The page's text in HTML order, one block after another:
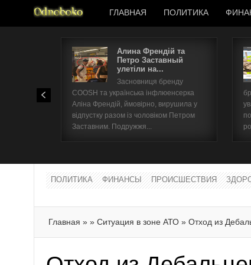
ГЛАВНАЯ ПОЛИТИКА
Алина Френдій та
Петро Заставный
улетіли на...
Засновниця бренду
COOSH та українська інфлюенсерка
Аліна Френдій, ймовірно, вирушила у
відпустку разом із чоловіком Петром
Заставним. Подружжя...
ПОЛИТИКА ФИНАНСЫ ПРОИСШЕСТВИЯ
Главная » » Ситуация в зоне АТО » Отход из